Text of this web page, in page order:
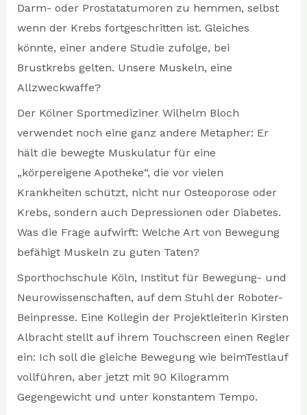
Darm- oder Prostatatumoren zu hemmen, selbst
wenn der Krebs fortgeschritten ist. Gleiches
könnte, einer andere Studie zufolge, bei
Brustkrebs gelten. Unsere Muskeln, eine
Allzweckwaffe?
Der Kölner Sportmediziner Wilhelm Bloch
verwendet noch eine ganz andere Metapher: Er
hält die bewegte Muskulatur für eine
„körpereigene Apotheke“, die vor vielen
Krankheiten schützt, nicht nur Osteoporose oder
Krebs, sondern auch Depressionen oder Diabetes.
Was die Frage aufwirft: Welche Art von Bewegung
befähigt Muskeln zu guten Taten?
Sporthochschule Köln, Institut für Bewegung- und
Neurowissenschaften, auf dem Stuhl der Roboter-
Beinpresse. Eine Kollegin der Projektleiterin Kirsten
Albracht stellt auf ihrem Touchscreen einen Regler
ein: Ich soll die gleiche Bewegung wie beimTestlauf
vollführen, aber jetzt mit 90 Kilogramm
Gegengewicht und unter konstantem Tempo.